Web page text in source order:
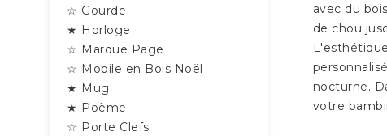
☆ Gourde
★ Horloge
☆ Marque Page
☆ Mobile en Bois Noël
★ Mug
★ Poème
☆ Porte Clefs
avec du
de chou
nocturne.
votre